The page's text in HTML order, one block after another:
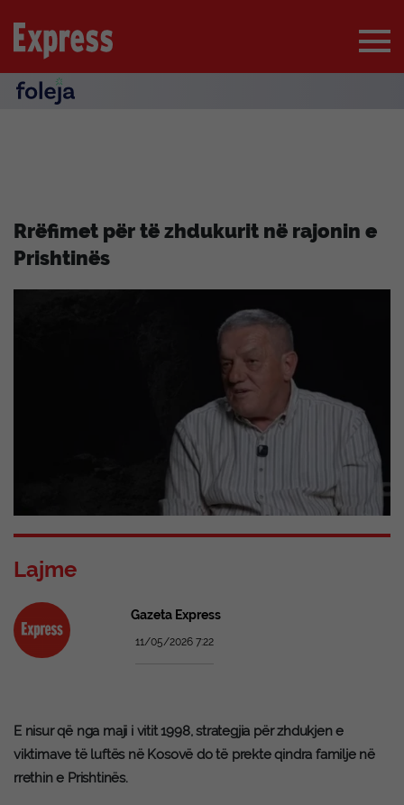
Rrëfimet për të zhdukurit në rajonin e
Prishtinës
Lajme
Gazeta Express
11/05/2026 7:22
E nisur që nga maji i vitit 1998, strategjia për zhdukjen e
viktimave të luftës në Kosovë do të prekte qindra familje në
rrethin e Prishtinës.